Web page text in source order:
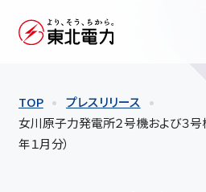
TOP
プレスリリース
女川原子力発電所２号機および３号
年１月分）